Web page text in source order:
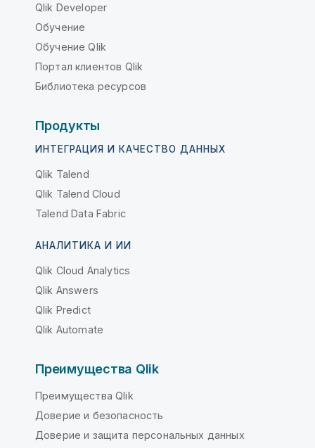
Qlik Developer
Обучение
Обучение Qlik
Портал клиентов Qlik
Библиотека ресурсов
Продукты
ИНТЕГРАЦИЯ И КАЧЕСТВО ДАННЫХ
Qlik Talend
Qlik Talend Cloud
Talend Data Fabric
АНАЛИТИКА И ИИ
Qlik Cloud Analytics
Qlik Answers
Qlik Predict
Qlik Automate
Преимущества Qlik
Преимущества Qlik
Доверие и безопасность
Доверие и защита персональных данных